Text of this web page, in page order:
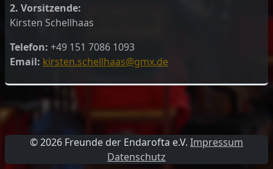
2. Vorsitzende:
Kirsten Schellhaas
Telefon: +49 151 7086 1093
Email: kirsten.schellhaas@gmx.de
© 2026 Freunde der Endarofta e.V. Impressum
Datenschutz